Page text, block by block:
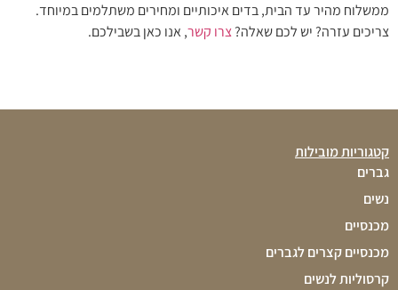
ממשלוח מהיר עד הבית, בדים איכותיים ומחירים משתלמים במיוחד.
צריכים עזרה? יש לכם שאלה?צרו קשר, אנו כאן בשבילכם.
קטגוריות מובילות
גברים
נשים
מכנסיים
מכנסיים קצרים לגברים
קרסוליות לנשים